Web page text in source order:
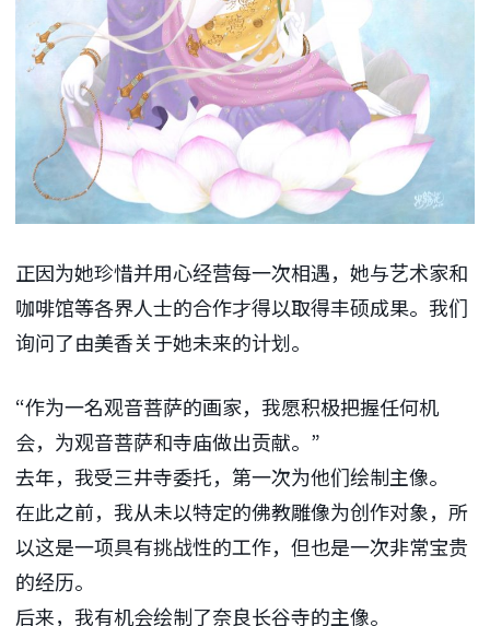
正因为她珍惜并用心经营每一次相遇，她与艺术家和
咖啡馆等各界人士的合作才得以取得丰硕成果。我们
询问了由美香关于她未来的计划。
“作为一名观音菩萨的画家，我愿积极把握任何机
会，为观音菩萨和寺庙做出贡献。”
去年，我受三井寺委托，第一次为他们绘制主像。
在此之前，我从未以特定的佛教雕像为创作对象，所
以这是一项具有挑战性的工作，但也是一次非常宝贵
的经历。
后来，我有机会绘制了奈良长谷寺的主像。